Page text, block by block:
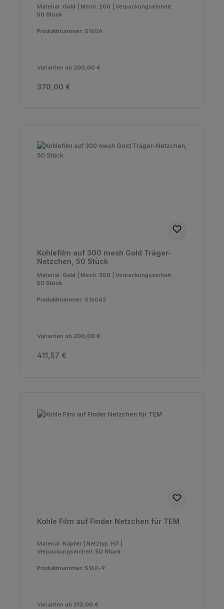
Material: Gold Mesh: 200
Verpackungseinheit:
50 Stück
Produktnummer: S160A
Varianten ab 200,00 €
Regulärer Preis:
370,00 €
Kohlefilm auf 300 mesh Gold Träger-
Netzchen, 50 Stück
Material: Gold Mesh: 300
Verpackungseinheit:
50 Stück
Produktnummer: S160A3
Varianten ab 200,00 €
Regulärer Preis:
411,57 €
Kohle Film auf Finder Netzchen für TEM
Material: Kupfer Netztyp: H7
Verpackungseinheit: 50 Stück
Produktnummer: S160-9
Varianten ab 213,00 €